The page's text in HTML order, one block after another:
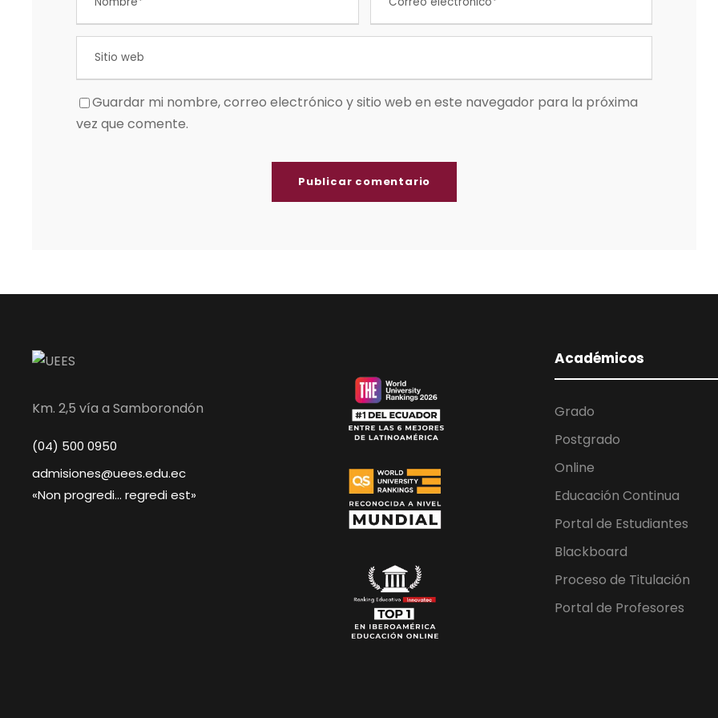
Guardar mi nombre, correo electrónico y sitio web en este navegador para la próxima
vez que comente.
Km. 2,5 vía a Samborondón
(04) 500 0950
admisiones@uees.edu.ec
«Non progredi… regredi est»
Académicos
Grado
Postgrado
Online
Educación Continua
Portal de Estudiantes
Blackboard
Proceso de Titulación
Portal de Profesores